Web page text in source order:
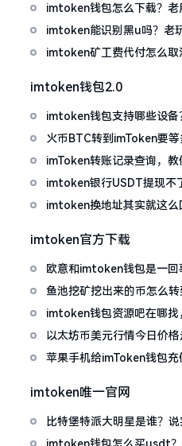
imtoken钱包怎么下载？老
imtoken能识别黑u吗？老
imtoken矿工费代付怎么取
imtoken钱包2.0
imtoken钱包支持哪些设备
火币BTC转到imToken要等
情况
imToken转账记录查询，
imtoken银行USDT提现不
搞定
imtoken换地址其实就这么
imtoken官方下载
欧意和imtoken钱包是一回
装钱包
鱼池挖矿挖出来的币怎么
imtoken钱包资源吧在哪找
以太坊币美元行情今日价格
免追涨杀跌被套牢
苹果手机给imToken钱包充
imtoken唯一官网
比特堡特派大明星是谁？